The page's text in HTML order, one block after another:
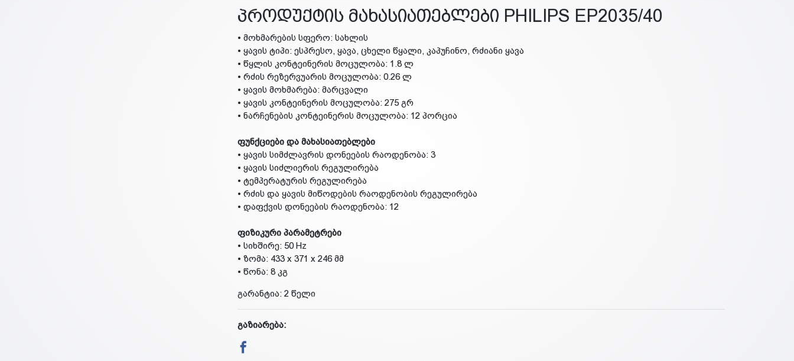
პროდუქტის მახასიათებლები PHILIPS EP2035/40
• მოხმარების სფერო: სახლის
• ყავის ტიპი: ესპრესო, ყავა, ცხელი წყალი, კაპუჩინო, რძიანი ყავა
• წყლის კონტეინერის მოცულობა: 1.8 ლ
• რძის რეზერვუარის მოცულობა: 0.26 ლ
• ყავის მოხმარება: მარცვალი
• ყავის კონტეინერის მოცულობა: 275 გრ
• ნარჩენების კონტეინერის მოცულობა: 12 პორცია
ფუნქციები და მახასიათებლები
• ყავის სიმძლავრის დონეების რაოდენობა: 3
• ყავის სიძლიერის რეგულირება
• ტემპერატურის რეგულირება
• რძის და ყავის მიწოდების რაოდენობის რეგულირება
• დაფქვის დონეების რაოდენობა: 12
ფიზიკური პარამეტრები
• სიხშირე: 50 Hz
• ზომა: 433 x 371 x 246 მმ
• წონა: 8 კგ
გარანტია: 2 წელი
გაზიარება: